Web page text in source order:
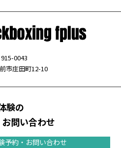
915-0043
市庄田町12-10
験の
問い合わせ
予約・お問い合わせ